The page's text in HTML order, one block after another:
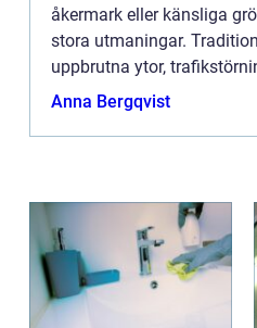
åkermark eller känsliga
stora utmaningar.
uppbrutna ytor,
Anna Bergqvist